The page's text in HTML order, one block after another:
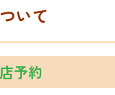
いて
予約